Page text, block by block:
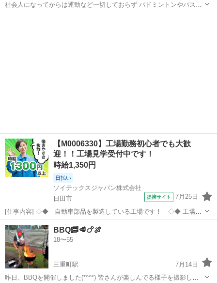
社会人になってからは運動など一切しておらず バドミントンやバスケ
【M0006330】工場勤務初心者でも大歓
迎！！工場見学受付中です！
時給1,350円
日払い
ソイテックスジャパン株式会社
日田市
提携サイト 7月25日
[仕事内容] ◇◆ 自動車部品を製造している工場です！ ◇◆ 工場内
の各作業場所で製造スタッフが作業しており、その作業場所に材料を
台車に載せて運搬・供給 するお仕事をお任せします。 初心者や未経験
者でも安心して働けます。...
大分 日田市 工場
BBQ🥓🥩🍗🍖
18〜55
三重町駅
7月14日
昨日、BBQを開催しました(*^^*) 皆さんが楽しんでる様子を撮影しま